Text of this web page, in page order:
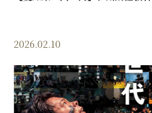
2026.02.10